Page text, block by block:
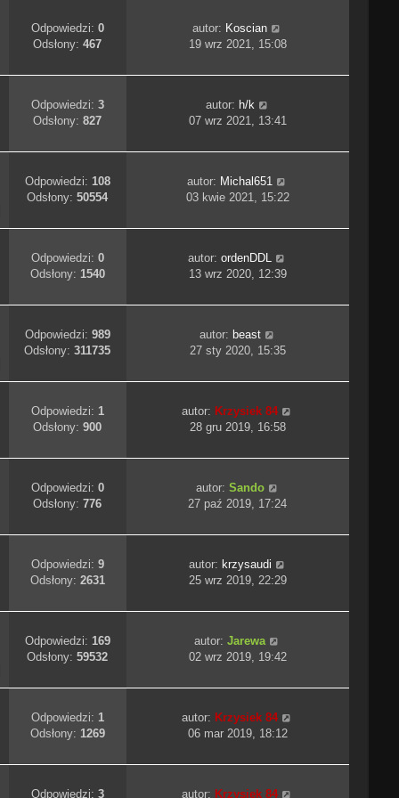
Odpowiedzi: 0
Odsłony:467
autor: Koscian
19 wrz 2021, 15:08
Odpowiedzi: 3
Odsłony:827
autor: h/k
07 wrz 2021, 13:41
Odpowiedzi: 108
Odsłony:50554
autor: Michal651
03 kwie 2021, 15:22
Odpowiedzi: 0
Odsłony: 1540
autor:ordenDDL
13 wrz 2020, 12:39
Odpowiedzi: 989
Odsłony:311735
autor: beast
27 sty 2020, 15:35
Odpowiedzi: 1
Odsłony:900
autor: Krzysiek 84
28 gru 2019, 16:58
Odpowiedzi: 0
Odsłony:776
autor: Sando
27 paź 2019, 17:24
Odpowiedzi: 9
Odsłony: 2631
autor: krzysaudi
25 wrz 2019, 22:29
Odpowiedzi: 169
Odsłony:59532
autor:Jarewa
02 wrz 2019, 19:42
Odpowiedzi: 1
Odsłony: 1269
autor: Krzysiek 84
06 mar 2019, 18:12
Odpowiedzi: 3
autor: Krzysiek 84